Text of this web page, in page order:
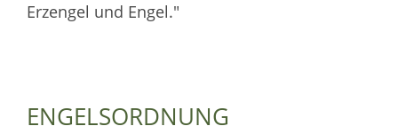
Erzengel und Engel."
ENGELSORDNUNG